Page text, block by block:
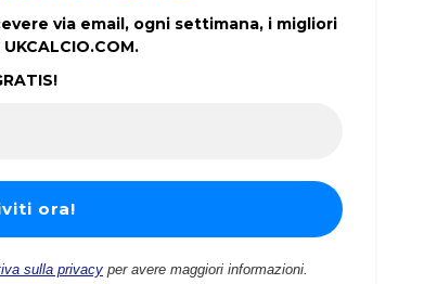
via email, ogni settimana, i migliori
sulla privacy per avere maggiori informazioni.